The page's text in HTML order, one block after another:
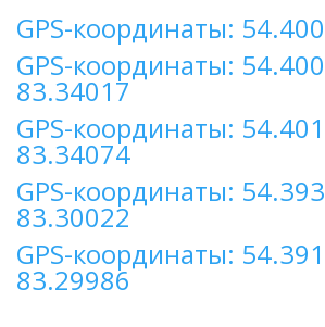
GPS-координаты:
GPS-координаты:
83.34017
GPS-координаты:
83.34074
GPS-координаты:
83.30022
GPS-координаты:
83.29986